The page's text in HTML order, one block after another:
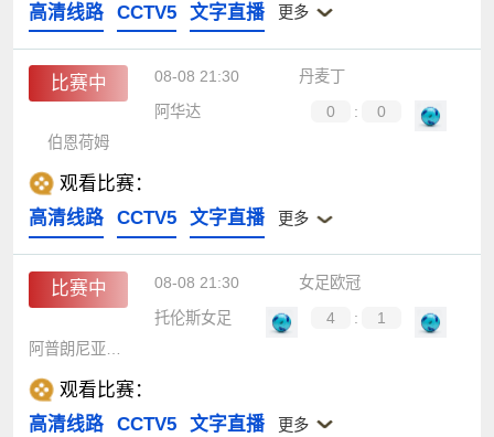
高清线路
CCTV5 文字直播 更多
比赛中 08-08 21:30
丹麦丁
阿华达
0 :
0
伯恩荷姆
观看比赛：
高清线路
CCTV5 文字直播 更多
比赛中 08-08 21:30
女足欧冠
托伦斯女足
4 :
1
阿普朗尼亚女足
观看比赛：
高清线路
CCTV5 文字直播 更多